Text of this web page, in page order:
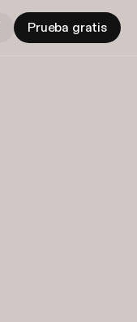
Prueba gratis